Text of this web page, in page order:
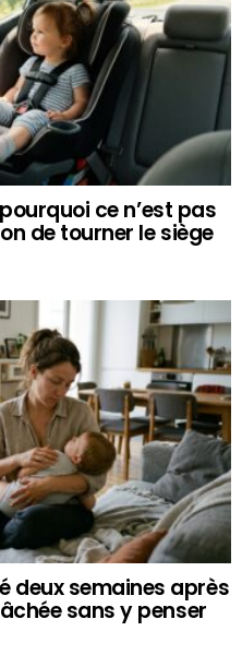
ce n’est pas
de tourner le siège
deux semaines après
sans y penser